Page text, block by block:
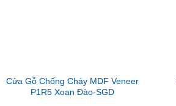
Cửa Gỗ Chống Cháy MDF Veneer
P1R5 Xoan Đào-SGD